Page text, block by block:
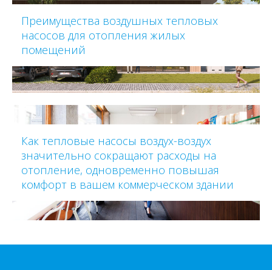
Преимущества воздушных тепловых
насосов для отопления жилых
помещений
Как тепловые насосы воздух-воздух
значительно сокращают расходы на
отопление, одновременно повышая
комфорт в вашем коммерческом здании